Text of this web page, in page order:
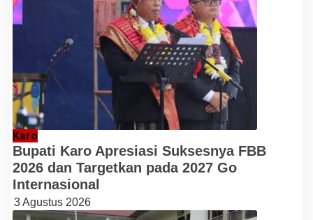
Karo
Bupati Karo Apresiasi Suksesnya FBB
2026 dan Targetkan pada 2027 Go
Internasional
3 Agustus 2026